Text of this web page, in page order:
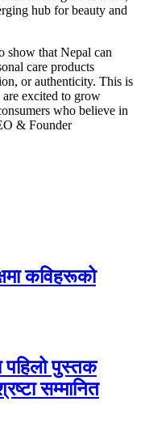
hub for beauty and
show that Nepal can
care products
or authenticity. This is
excited to grow
who believe in
& Founder
कविहरूको
पहिलो पुस्तक
सम्मानित